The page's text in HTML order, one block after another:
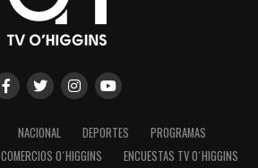
NACIONAL DEPORTES
PROGRAMAS
COMERCIOS O´HIGGINS
ENCUESTAS TV O´HIGGINS